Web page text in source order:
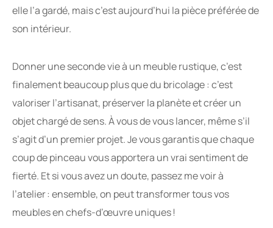
elle l’a gardé, mais c’est aujourd’hui la pièce préférée de
son intérieur.
Donner une seconde vie à un meuble rustique, c’est
finalement beaucoup plus que du bricolage : c’est
valoriser l’artisanat, préserver la planète et créer un
objet chargé de sens. À vous de vous lancer, même s’il
s’agit d’un premier projet. Je vous garantis que chaque
coup de pinceau vous apportera un vrai sentiment de
fierté. Et si vous avez un doute, passez me voir à
l’atelier : ensemble, on peut transformer tous vos
meubles en chefs-d’œuvre uniques !